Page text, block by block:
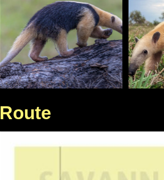
Route